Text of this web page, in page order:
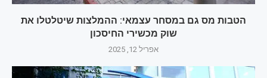
הטבות מס גם במסחר עצמאי: ההמלצות שיטלטלו את
שוק מכשירי החיסכון
אפריל 12, 2025